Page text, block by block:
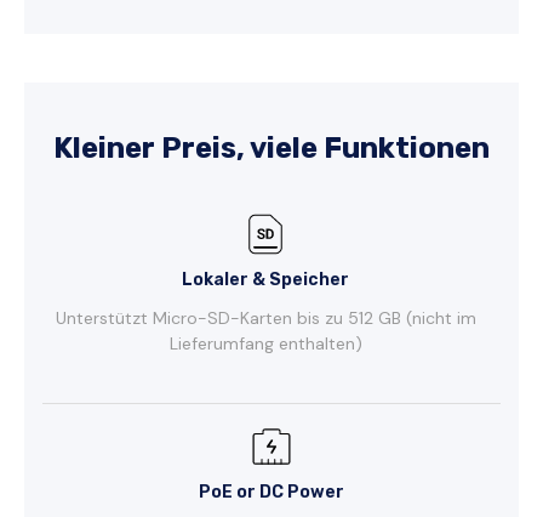
Kleiner Preis, viele Funktionen
Lokaler & Speicher
Unterstützt Micro-SD-Karten bis zu 512 GB (nicht im
Lieferumfang enthalten)
PoE or DC Power